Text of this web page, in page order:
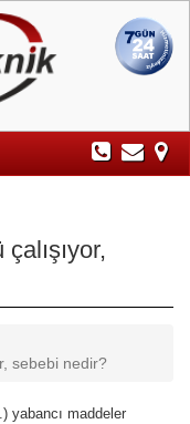
sebebi nedir?
yabancı maddeler